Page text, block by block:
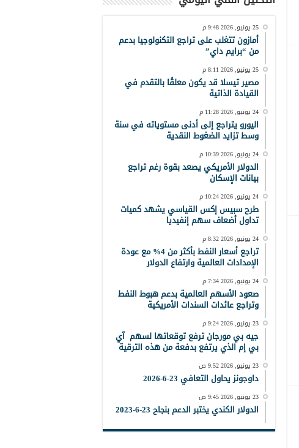
25 يونيو, 2026 9:48 م
أمازون تتغلب على تراجع التكنولوجيا بدعم
من “برايم داي”
25 يونيو, 2026 8:11 م
مصير تيسلا قد يكون معلقًا بالتقدم في
القيادة الذاتية
24 يونيو, 2026 11:28 م
اليورو يتراجع إلى أدنى مستوياته في سنة
وسط تزايد الضغوط النقدية
24 يونيو, 2026 10:39 م
الدولار الأمريكي يصعد بقوة رغم تراجع
بيانات الإسكان
24 يونيو, 2026 10:24 م
طرح سبيس إكس القياسي يشهد كميات
تداول أضعاف سهم إنفيديا
24 يونيو, 2026 8:32 م
تراجع أسعار النفط بأكثر من 4% مع عودة
الإمدادات العالمية وارتفاع الدولار
24 يونيو, 2026 7:34 م
صعود الأسهم العالمية بدعم هبوط النفط
وتراجع عائدات السندات الأمريكية
23 يونيو, 2026 9:24 م
جيه بي مورجان ترفع توقعاتها لسهم آي
بي إم الذي يرتفع بدفعة من هذه الترقية
23 يونيو, 2026 9:52 ص
داوجونز يحاول التعافي 23-6-2026
23 يونيو, 2026 9:45 ص
الدولار الكندي يختبر الدعم بنجاح 23-6-2023